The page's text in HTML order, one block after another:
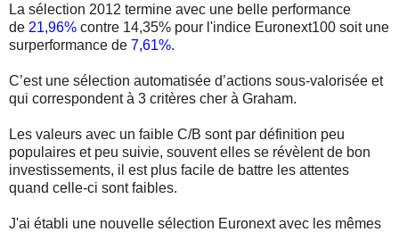
La sélection 2012 termine avec une belle performance
de 21,96% contre 14,35% pour l'indice Euronext100 soit une
surperformance de 7,61%.
C’est une sélection automatisée d’actions sous-valorisée et
qui correspondent à 3 critères cher à Graham.
Les valeurs avec un faible C/B sont par définition peu
populaires et peu suivie, souvent elles se révèlent de bon
investissements, il est plus facile de battre les attentes
quand celle-ci sont faibles.
J'ai établi une nouvelle sélection Euronext avec les mêmes